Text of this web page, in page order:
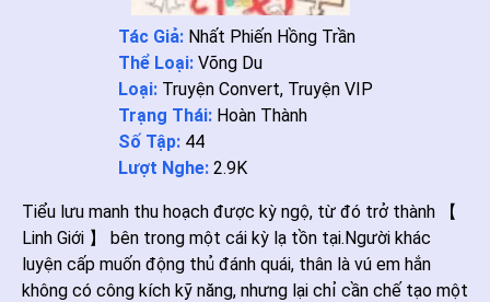
Tác Giả: Nhất Phiến Hồng Trần
Thể Loại: Võng Du
Loại: Truyện Convert, Truyện VIP
Trạng Thái: Hoàn Thành
Số Tập: 44
Lượt Nghe: 2.9K
Tiểu lưu manh thu hoạch được kỳ ngộ, từ đó trở thành 【
Linh Giới 】 bên trong một cái kỳ lạ tồn tại.Người khác
luyện cấp muốn động thủ đánh quái, thân là vú em hắn
không có công kích kỹ năng, nhưng lại chỉ cần chế tạo một